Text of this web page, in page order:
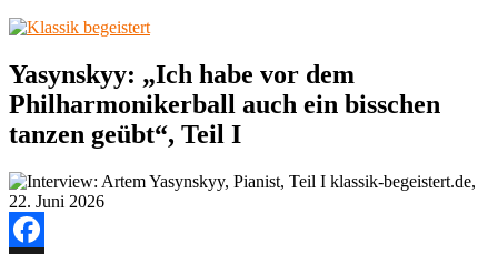
Yasynskyy: „Ich habe vor dem
Philharmonikerball auch ein bisschen
tanzen geübt“, Teil I